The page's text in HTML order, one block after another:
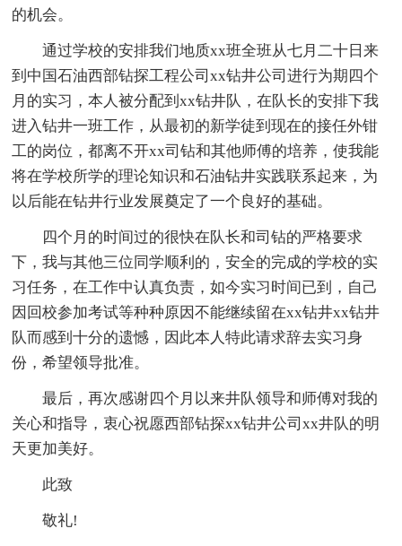
的机会。
通过学校的安排我们地质xx班全班从七月二十日来
到中国石油西部钻探工程公司xx钻井公司进行为期四个
月的实习，本人被分配到xx钻井队，在队长的安排下我
进入钻井一班工作，从最初的新学徒到现在的接任外钳
工的岗位，都离不开xx司钻和其他师傅的培养，使我能
将在学校所学的理论知识和石油钻井实践联系起来，为
以后能在钻井行业发展奠定了一个良好的基础。
四个月的时间过的很快在队长和司钻的严格要求
下，我与其他三位同学顺利的，安全的完成的学校的实
习任务，在工作中认真负责，如今实习时间已到，自己
因回校参加考试等种种原因不能继续留在xx钻井xx钻井
队而感到十分的遗憾，因此本人特此请求辞去实习身
份，希望领导批准。
最后，再次感谢四个月以来井队领导和师傅对我的
关心和指导，衷心祝愿西部钻探xx钻井公司xx井队的明
天更加美好。
此致
敬礼!